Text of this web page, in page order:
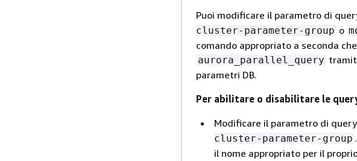
Puoi modificare il parametro di
cluster-parameter-group o
comando appropriato a seconda
aurora_parallel_query
parametri DB.
Per abilitare o disabilitare le
Modificare il parametro di
cluster-parameter-group
il nome appropriato per il